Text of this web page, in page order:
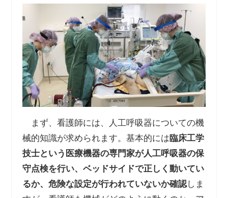
まず、看護師には、人工呼吸器についての機
械的知識が求められます。基本的には臨床工学
技士という医療機器の専門家が人工呼吸器の保
守点検を行い、ベッドサイドで正しく動いてい
るか、危険な設定が行われていないか確認しま